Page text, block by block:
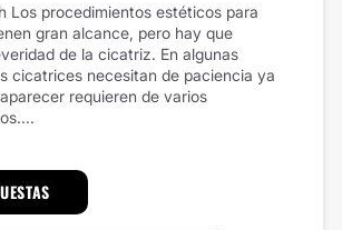
Los procedimientos estéticos para
gran alcance, pero hay que
de la cicatriz. En algunas
cicatrices necesitan de paciencia ya
requieren de varios